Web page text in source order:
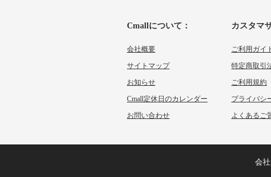
Cmallについて：
会社概要
サイトマップ
お知らせ
Cmall定休日のカレンダー
お問い合わせ
カスタマ
ご利用ガイ
特定商取引
ご利用規約
プライバシ
よくあるご
会